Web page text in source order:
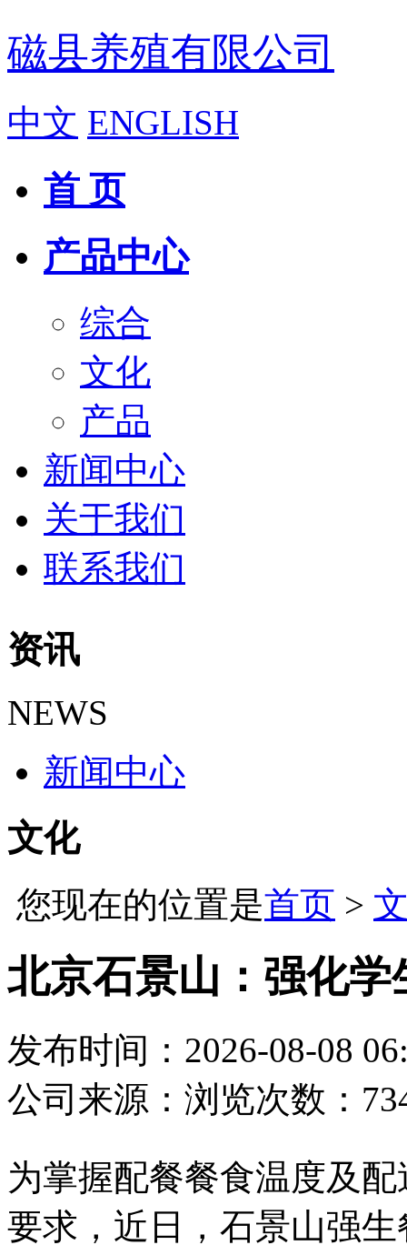
磁县养殖有限公司
中文 ENGLISH
首 页
产品中心
综合
文化
产品
新闻中心
关于我们
联系我们
资讯
NEWS
新闻中心
文化
您现在的位置是首页 >
北京石景山：强化
发布时间：2026-08-08
公司 来源： 浏览次数：
为掌握配餐餐食温度及
要求，近日，石景山强